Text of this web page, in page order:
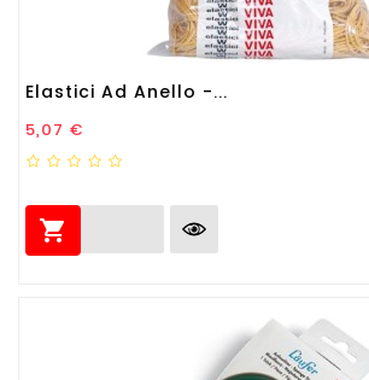
Elastici Ad Anello -...
Prezzo
5,07 €
